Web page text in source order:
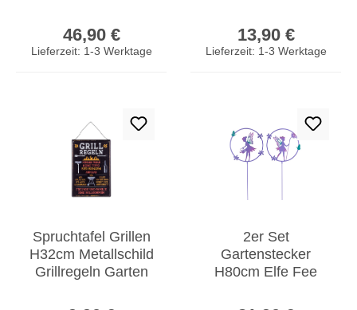
Spiegel Gartendeko
Windmühle
46,90 €
Lieferzeit: 1-3 Werktage
Beetstecker
Gartenstecker
13,90 €
Lieferzeit: 1-3 Werktage
Spruchtafel Grillen
H32cm Metallschild
Grillregeln Garten
Wanddeko
2er Set
Gartenstecker
H80cm Elfe Fee
Gartendeko Deko